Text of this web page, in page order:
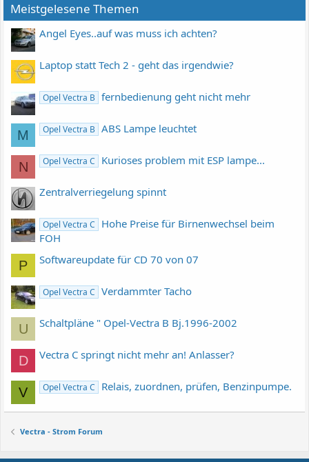
Meistgelesene Themen
Angel Eyes..auf was muss ich achten?
Laptop statt Tech 2 - geht das irgendwie?
Opel Vectra B fernbedienung geht nicht mehr
M Opel Vectra B ABS Lampe leuchtet
N Opel Vectra C Kurioses problem mit ESP lampe...
Zentralverriegelung spinnt
Opel Vectra C
Hohe Preise für Birnenwechsel beim
FOH
P Softwareupdate für CD 70 von 07
Opel Vectra C Verdammter Tacho
U Schaltpläne " Opel-Vectra B Bj.1996-2002
D Vectra C springt nicht mehr an! Anlasser?
V Opel Vectra C Relais, zuordnen, prüfen, Benzinpumpe.
Vectra - Strom Forum